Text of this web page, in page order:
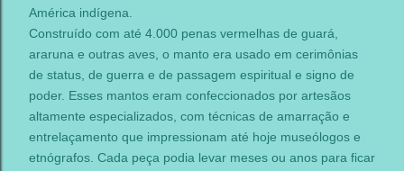
América indígena.
Construído com até 4.000 penas vermelhas de guará,
araruna e outras aves, o manto era usado em cerimônias
de status, de guerra e de passagem espiritual e signo de
poder. Esses mantos eram confeccionados por artesãos
altamente especializados, com técnicas de amarração e
entrelaçamento que impressionam até hoje museólogos e
etnógrafos. Cada peça podia levar meses ou anos para ficar